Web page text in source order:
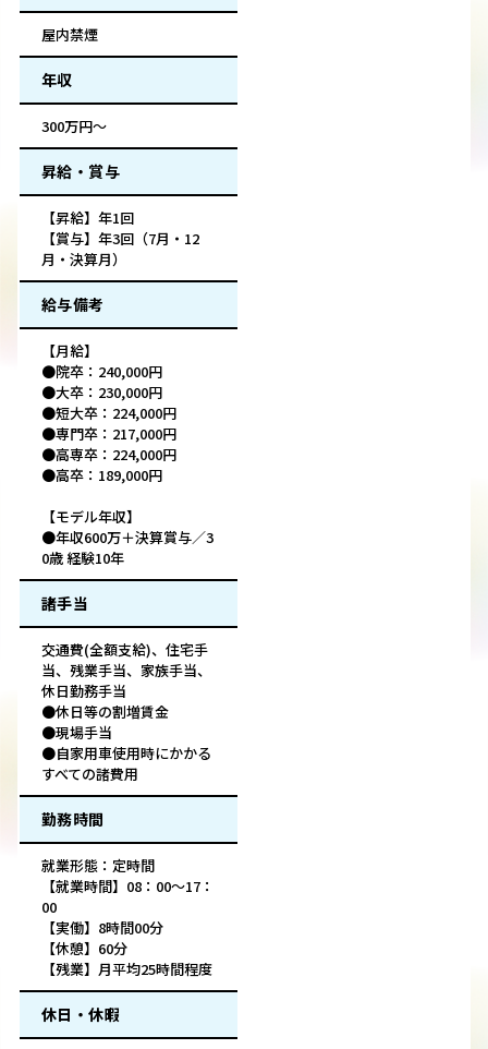
屋内禁煙
年収
300万円～
昇給・賞与
【昇給】年1回
【賞与】年3回（7月・12
月・決算月）
給与備考
【月給】
●院卒：240,000円
●大卒：230,000円
●短大卒：224,000円
●専門卒：217,000円
●高専卒：224,000円
●高卒：189,000円
【モデル年収】
●年収600万＋決算賞与／3
0歳 経験10年
諸手当
交通費(全額支給)、住宅手
当、残業手当、家族手当、
休日勤務手当
●休日等の割増賃金
●現場手当
●自家用車使用時にかかる
すべての諸費用
勤務時間
就業形態：定時間
【就業時間】08：00～17：
00
【実働】8時間00分
【休憩】60分
【残業】月平均25時間程度
休日・休暇